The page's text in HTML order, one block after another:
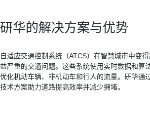
研华的解决方案与优势
自适应交通控制系统（ATCS）在智慧城市中变
益严重的交通问题。这些系统使用实时数据和算
优化机动车辆、非机动车和行人的流量。研华通
技术方案助力道路提高效率并减少拥堵。